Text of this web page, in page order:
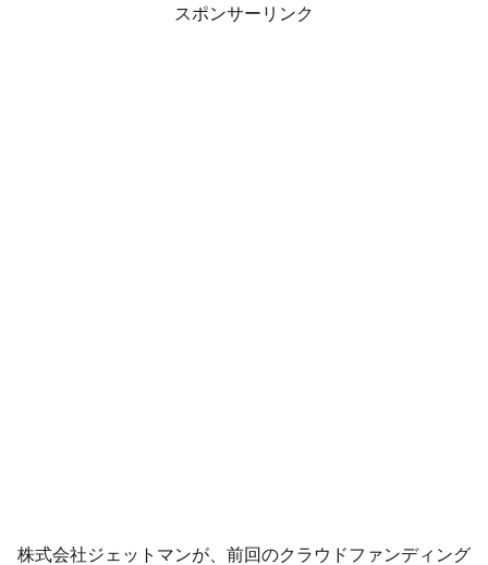
スポンサーリンク
株式会社ジェットマンが、前回のクラウドファンディング